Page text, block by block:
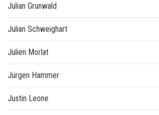
Julian Grunwald
Julian Schweighart
Julien Morlat
Jürgen Hammer
Justin Leone